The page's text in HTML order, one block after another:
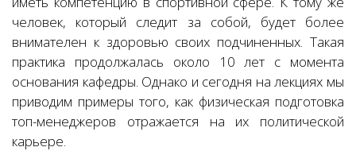
человек, который следит за собой, будет более
внимателен к здоровью своих подчиненных. Такая
практика продолжалась около 10 лет с момента
основания кафедры. Однако и сегодня на лекциях мы
приводим примеры того, как физическая подготовка
топ-менеджеров отражается на их политической
карьере.